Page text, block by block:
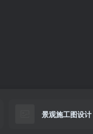
景观施工图设计